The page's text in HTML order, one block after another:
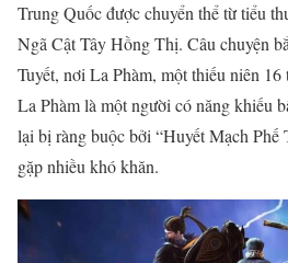
Trung Quốc được chuyển thể từ tiểu
Ngã Cật Tây Hồng Thị. Câu chuyện
Tuyết, nơi La Phàm, một thiếu niên
La Phàm là một người có năng khiếu
lại bị ràng buộc bởi “Huyết Mạch Phế
gặp nhiều khó khăn.